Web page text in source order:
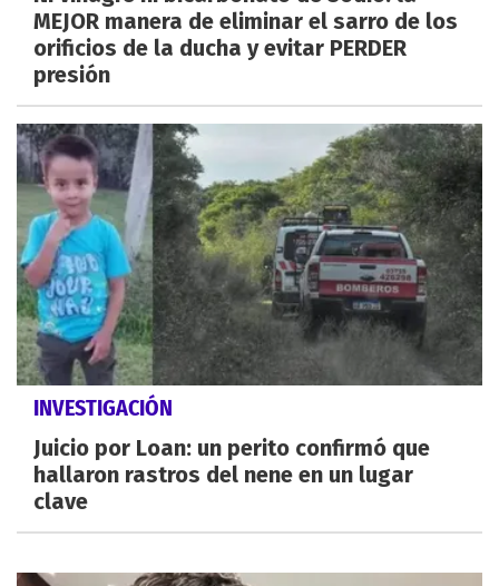
MEJOR manera de eliminar el sarro de los
orificios de la ducha y evitar PERDER
presión
INVESTIGACIÓN
Juicio por Loan: un perito confirmó que
hallaron rastros del nene en un lugar
clave